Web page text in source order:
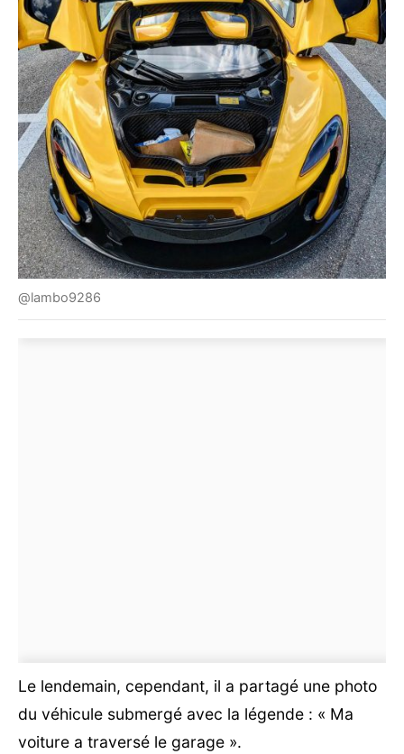
@lambo9286
Le lendemain, cependant, il a partagé une photo
du véhicule submergé avec la légende : « Ma
voiture a traversé le garage ».